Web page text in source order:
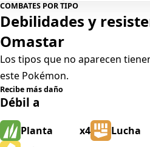
COMBATES POR TIPO
Debilidades y
Omastar
Los tipos que no aparecen
este Pokémon.
Recibe más daño
Débil a
Planta x4 Lucha